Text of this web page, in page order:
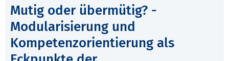
Mutig oder übermütig? -
Modularisierung und
Kompetenzorientierung als